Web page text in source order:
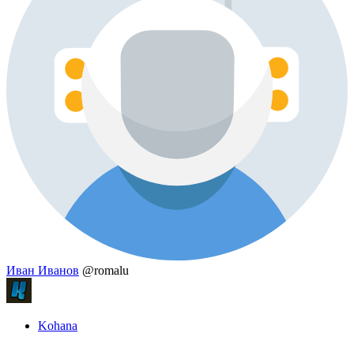
Иван Иванов @romalu
Kohana